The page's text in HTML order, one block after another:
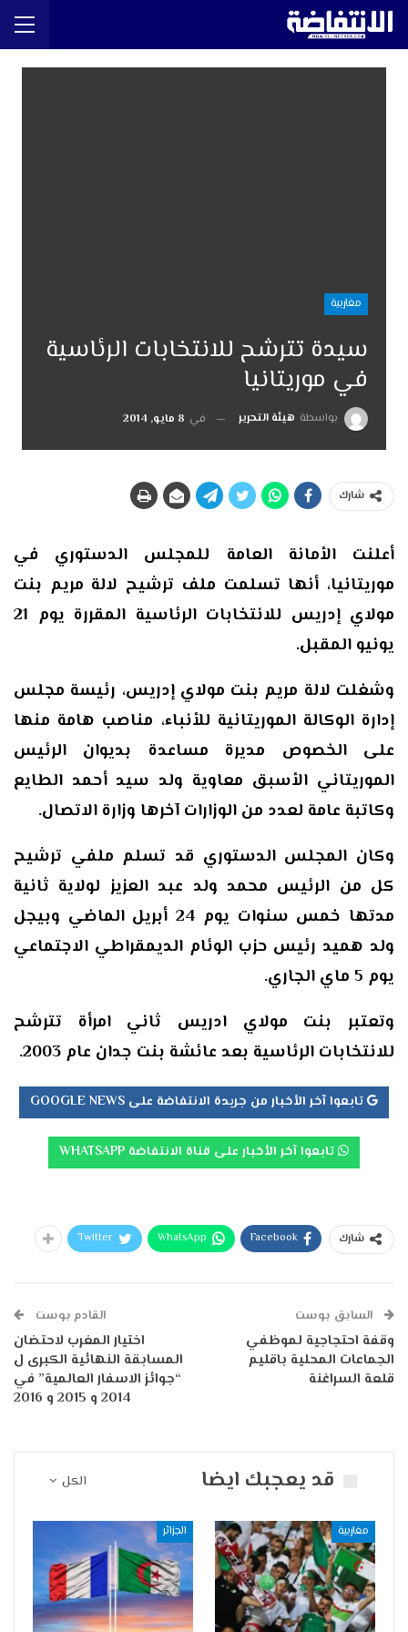
مغاربية
سيدة تترشح للانتخابات الرئاسية
في موريتانيا
بواسطة هيئة التحرير في 8 مايو, 2014
شارك
أعلنت الأمانة العامة للمجلس الدستوري في
موريتانيا، أنها تسلمت ملف ترشيح لالة مريم بنت
مولاي إدريس للانتخابات الرئاسية المقررة يوم 21
يونيو المقبل.
وشغلت لالة مريم بنت مولاي إدريس، رئيسة مجلس
إدارة الوكالة الموريتانية للأنباء، مناصب هامة منها
على الخصوص مديرة مساعدة بديوان الرئيس
الموريتاني الأسبق معاوية ولد سيد أحمد الطايع
وكاتبة عامة لعدد من الوزارات آخرها وزارة الاتصال.
وكان المجلس الدستوري قد تسلم ملفي ترشيح
كل من الرئيس محمد ولد عبد العزيز لولاية ثانية
مدتها خمس سنوات يوم 24 أبريل الماضي وبيجل
ولد هميد رئيس حزب الوئام الديمقراطي الاجتماعي
يوم 5 ماي الجاري.
وتعتبر بنت مولاي ادريس ثاني امرأة تترشح
للانتخابات الرئاسية بعد عائشة بنت جدان عام 2003.
تابعوا آخر الأخبار من جريدة الانتفاضة على GOOGLE NEWS
تابعوا آخر الأخبار على قناة الانتفاضة WHATSAPP
شارك Facebook
WhatsApp
Twitter
السابق بوست
وقفة احتجاجية لموظفي
الجماعات المحلية باقليم
قلعة السراغنة
القادم بوست
اختيار المغرب لاحتضان
المسابقة النهائية الكبرى ل
“جوائز الاسفار العالمية” في
2014 و 2015 و 2016
الكل قد يعجبك ايضا
مغاربية الجزائر